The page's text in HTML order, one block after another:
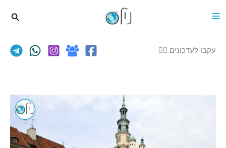
לתוכן
עקבו לעדכונים 👈🏽